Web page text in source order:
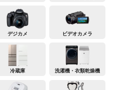
デジカメ ビデオカメラ
冷蔵庫 洗濯機・衣類乾燥機